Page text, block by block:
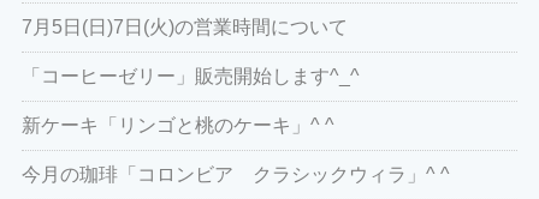
7月5日(日)7日(火)の営業時間について
「コーヒーゼリー」販売開始します^_^
新ケーキ「リンゴと桃のケーキ」^ ^
今月の珈琲「コロンビア クラシックウィラ」^ ^